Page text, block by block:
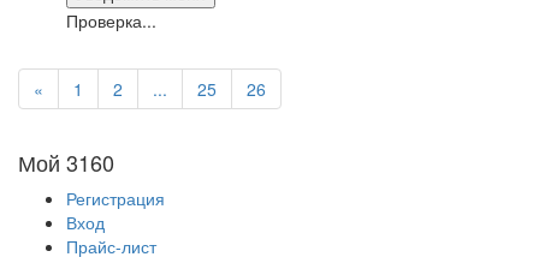
Проверка...
« 1 2 ... 25 26
Мой 3160
Регистрация
Вход
Прайс-лист